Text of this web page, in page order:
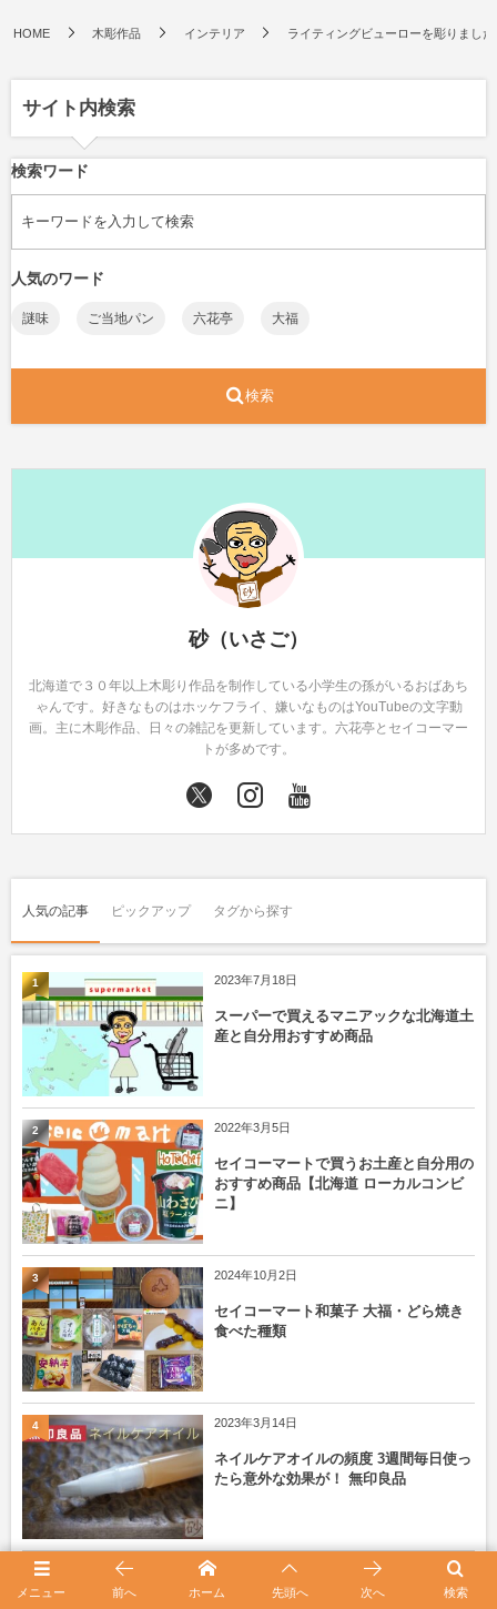
HOME 木彫作品 インテリア ライティングビューローを彫りまし
サイト内検索
検索ワード
人気のワード
謎味 ご当地パン 六花亭 大福
検索
砂（いさご）
北海道で３０年以上木彫り作品を制作している小学生の孫がいるおばあち
ゃんです。好きなものはホッケフライ、嫌いなものはYouTubeの文字動
画。主に木彫作品、日々の雑記を更新しています。六花亭とセイコーマー
トが多めです。
人気の記事 ピックアップ タグから探す
2023年7月18日
スーパーで買えるマニアックな北海道土
産と自分用おすすめ商品
1
2022年3月5日
セイコーマートで買うお土産と自分用の
おすすめ商品【北海道 ローカルコンビ
ニ】
2
2024年10月2日
セイコーマート和菓子 大福・どら焼き
食べた種類
3
2023年3月14日
ネイルケアオイルの頻度 3週間毎日使っ
たら意外な効果が！ 無印良品
4
セイコーマートでアイスコーヒーを買っ
てみる【セコマカフェ】
5
メニュー 検索
前へ ホーム 先頭へ 次へ